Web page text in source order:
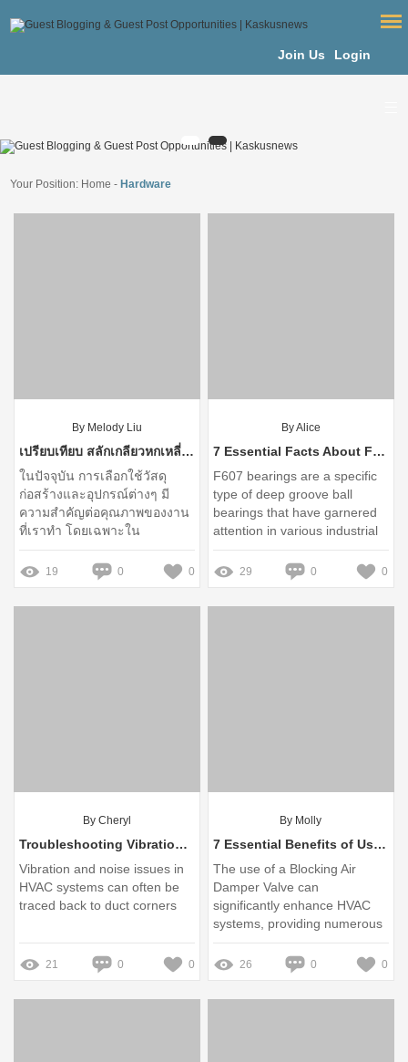
Join Us Login
Your Position: Home - Hardware
By Melody Liu
เปรียบเทียบ สลักเกลียวหกเหลี่ยมประเภทหนัก กับสินค้าอื่น
ในปัจจุบัน การเลือกใช้วัสดุ
ก่อสร้างและอุปกรณ์ต่างๆ มี
ความสำคัญต่อคุณภาพของงาน
ที่เราทำ โดยเฉพาะใน
อุตสาหกรรมก่อสร้างและการ
ผลิต สลักเกลียวหกเหลี่ยม
ประเภทหนัก ถือเป็นอีกหนึ่ง
ผลิตภัณฑ์ที่ไม่ควรมองข้าม
19 0 0
By Alice
7 Essential Facts About F607 Bearings You Need to Know
F607 bearings are a specific
type of deep groove ball
bearings that have garnered
attention in various industrial
applications for their reliability
and efficiency
29 0 0
By Cheryl
Troubleshooting Vibration and Noise: Duct Corners Explained
Vibration and noise issues in
HVAC systems can often be
traced back to duct corners
21 0 0
By Molly
7 Essential Benefits of Using a Blocking Air Damper Valve
The use of a Blocking Air
Damper Valve can
significantly enhance HVAC
systems, providing numerous
advantages in both residential
and commercial spaces
26 0 0